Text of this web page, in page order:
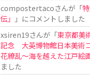
compostertacoさんが「
伝」
」にコメントしました
xsiren19さんが「東京都美
記念 大英博物館日本美術
花繚乱～海を越えた江戸絵
ました